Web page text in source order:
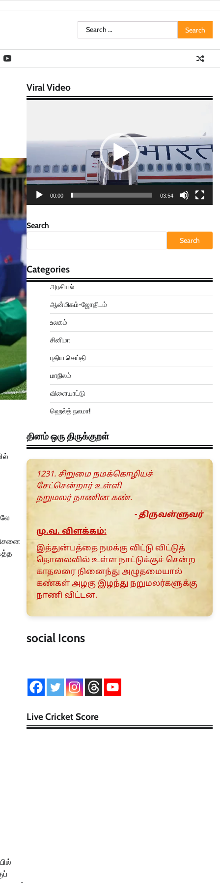
Search
for:
Viral Video
00:00 03:54
Search
Search
Categories
அரசியல்
ஆன்மிகம்-ஜோதிடம்
உலகம்
சினிமா
புதிய செய்தி
மாநிலம்
விளையாட்டு
ஹெல்த் நலமா!
தினம் ஒரு திருக்குறள்
1231. சிறுமை நமக்கொழியச்
சேட்சென்றார் உள்ளி
நறுமலர் நாணின கண்.
- திருவள்ளுவர்
மு.வ. விளக்கம்:
இத்துன்பத்தை நமக்கு விட்டு விட்டுத்
தொலைவில் உள்ள நாட்டுக்குச் சென்ற
காதலரை நினைந்து அழுதமையால்
கண்கள் அழகு இழந்து நறுமலர்களுக்கு
நாணி விட்டன.
social Icons
Live Cricket Score